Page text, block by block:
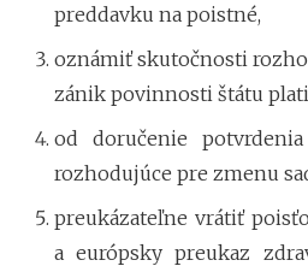
preddavku na poistné,
oznámiť skutočnosti
zánik povinnosti štátu
od doručenie
rozhodujúce pre zmenu
preukázateľne vrátiť
a európsky preukaz